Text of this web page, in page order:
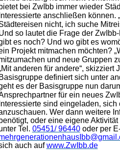
bietet bei ZwIbb immer wieder
Interessierte anschließen können.
nicht, ich suche
so lautet die Frage der
es noch? Und wo gibt es
Projekt mitmachen möchten?
und neue Gruppen
anderen für andere“, skizziert
Basisgruppe definiert sich unter
es der Basisgruppe nun
für ein neues
Interessierte sind eingeladen,
Wer dann weitere
benötigt, oder eine eigene
Tel. 05451/ 96440oder per
auch aufwww.ZwIbb.de